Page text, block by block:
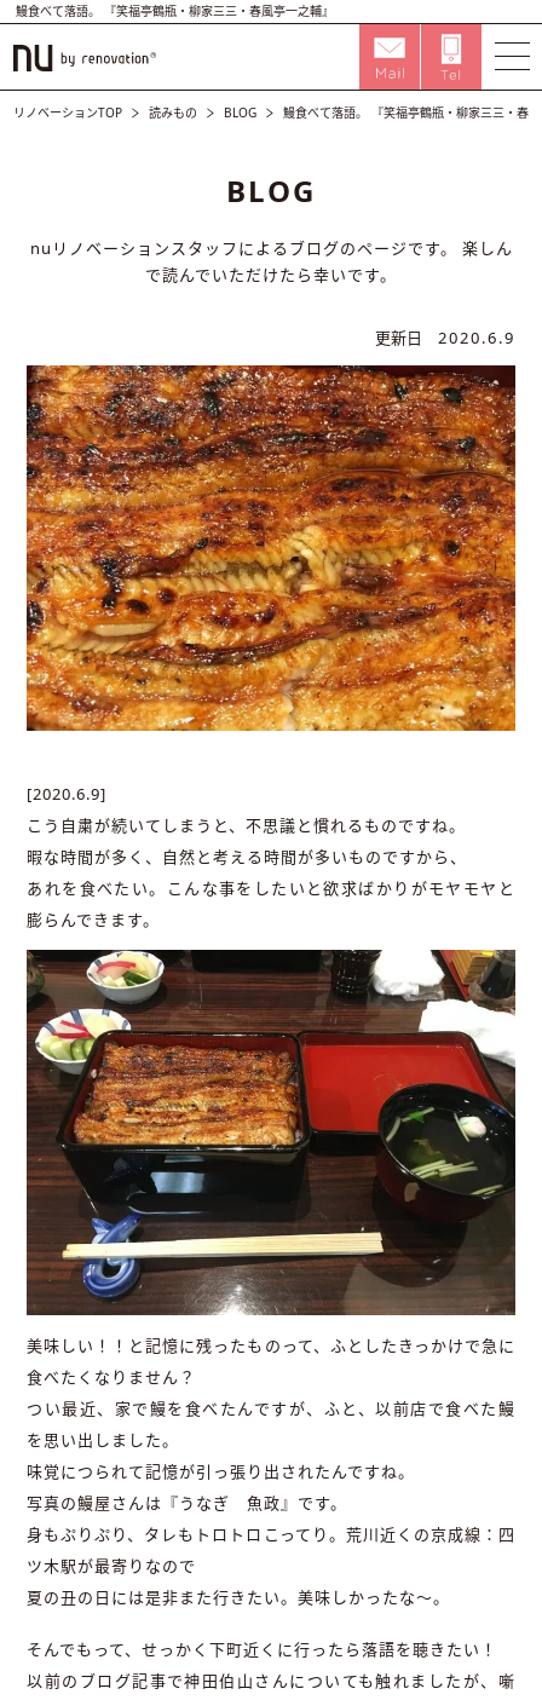
鰻食べて落語。 『笑福亭鶴瓶・柳家三三・春風亭一之輔』
リノベーションTOP 読みもの BLOG 鰻食べて落語。 『笑福亭鶴瓶・柳家三三・春
BLOG
nuリノベーションスタッフによるブログのページです。
楽しん
で読んでいただけたら幸いです。
更新日 2020.6.9
[2020.6.9]
こう自粛が続いてしまうと、不思議と慣れるものですね。
暇な時間が多く、自然と考える時間が多いものですから、
あれを食べたい。こんな事をしたいと欲求ばかりがモヤモヤと
膨らんできます。
美味しい！！と記憶に残ったものって、ふとしたきっかけで急に
食べたくなりません？
つい最近、家で鰻を食べたんですが、ふと、以前店で食べた鰻
を思い出しました。
味覚につられて記憶が引っ張り出されたんですね。
写真の鰻屋さんは『うなぎ 魚政』です。
身もぷりぷり、タレもトロトロこってり。荒川近くの京成線：四
ツ木駅が最寄りなので
夏の丑の日には是非また行きたい。美味しかったな～。
そんでもって、せっかく下町近くに行ったら落語を聴きたい！
以前のブログ記事で神田伯山さんについても触れましたが、噺